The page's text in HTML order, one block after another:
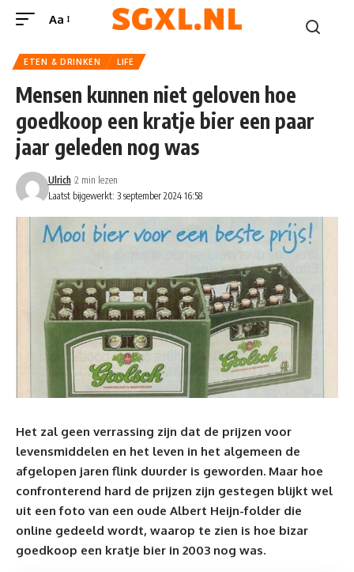
Aa
ETEN & DRINKEN LIFE
Mensen kunnen niet geloven hoe
goedkoop een kratje bier een paar
jaar geleden nog was
Laatst bijgewerkt: 3 september 2024 16:58
Ulrich 2 min lezen
Het zal geen verrassing zijn dat de prijzen voor
levensmiddelen en het leven in het algemeen de
afgelopen jaren flink duurder is geworden. Maar hoe
confronterend hard de prijzen zijn gestegen blijkt wel
uit een foto van een oude Albert Heijn-folder die
online gedeeld wordt, waarop te zien is hoe bizar
goedkoop een kratje bier in 2003 nog was.